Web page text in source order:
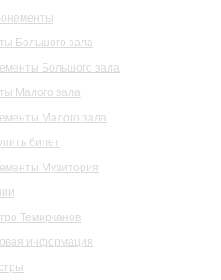
Большого зала
Большого зала
Малого зала
Малого зала
билет
Музитория
Темирканов
информация